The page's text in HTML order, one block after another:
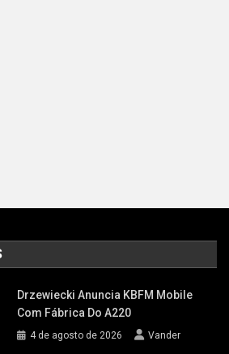
Drzewiecki Anuncia KBFM Mobile
Com Fábrica Do A220
4 de agosto de 2026 Vander